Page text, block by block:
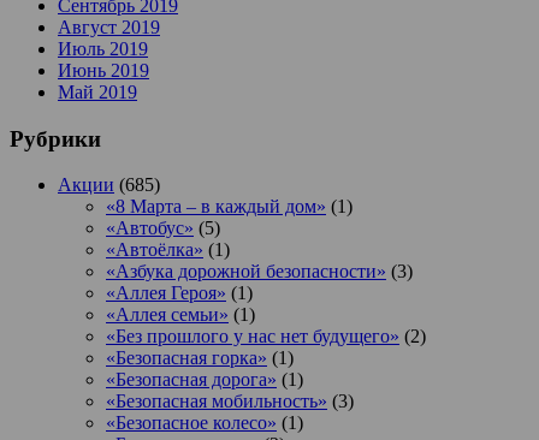
Сентябрь 2019
Август 2019
Июль 2019
Июнь 2019
Май 2019
Рубрики
Акции (685)
«8 Марта – в каждый дом» (1)
«Автобус» (5)
«Автоёлка» (1)
«Азбука дорожной безопасности» (3)
«Аллея Героя» (1)
«Аллея семьи» (1)
«Без прошлого у нас нет будущего» (2)
«Безопасная горка» (1)
«Безопасная дорога» (1)
«Безопасная мобильность» (3)
«Безопасное колесо» (1)